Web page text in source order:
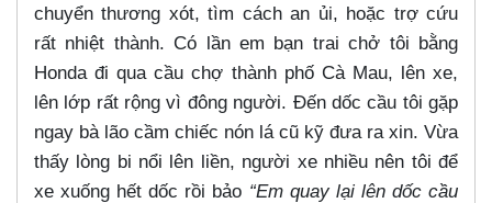
chuyển thương xót, tìm cách an ủi, hoặc trợ cứu
rất nhiệt thành. Có lần em bạn trai chở tôi bằng
Honda đi qua cầu chợ thành phố Cà Mau, lên xe,
lên lớp rất rộng vì đông người. Đến dốc cầu tôi gặp
ngay bà lão cầm chiếc nón lá cũ kỹ đưa ra xin. Vừa
thấy lòng bi nổi lên liền, người xe nhiều nên tôi để
xe xuống hết dốc rồi bảo “Em quay lại lên dốc cầu